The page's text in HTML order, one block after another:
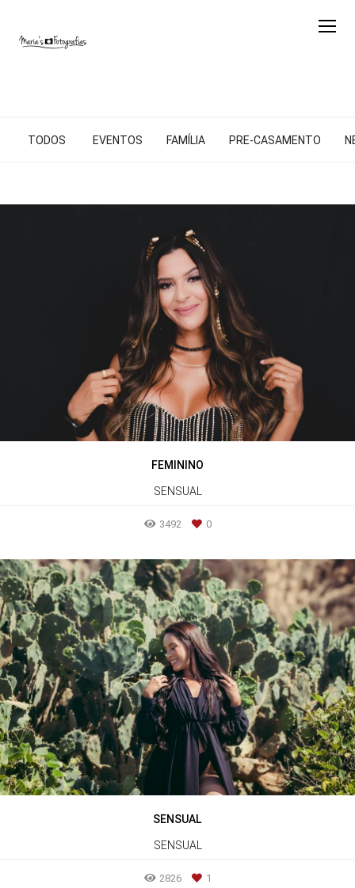
TODOS EVENTOS FAMÍLIA PRE-CASAMENTO
FEMININO
SENSUAL
3492 0
SENSUAL
SENSUAL
2826 1